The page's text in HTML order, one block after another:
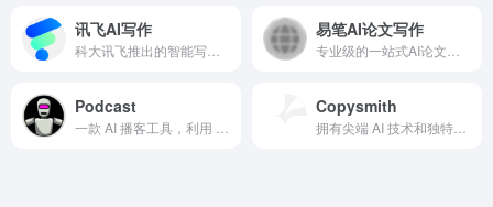
讯飞AI写作 易笔AI论文写作
Podcast Copysmith